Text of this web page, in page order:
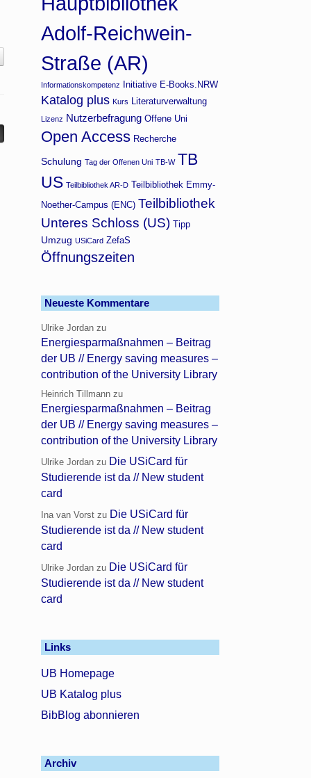
Adolf-Reichwein-
Straße (AR)
Informationskompetenz Initiative E-Books.NRW
Katalog plus Kurs Literaturverwaltung
Lizenz Nutzerbefragung Offene Uni
Open Access Recherche
Schulung Tag der Offenen Uni TB-W TB
US Teilbibliothek AR-D Teilbibliothek Emmy-
Noether-Campus (ENC) Teilbibliothek
Unteres Schloss (US)
Tipp
Umzug USiCard ZefaS
Öffnungszeiten
Neueste Kommentare
Ulrike Jordan zu
Energiesparmaßnahmen – Beitrag
der UB // Energy saving measures –
contribution of the University Library
Heinrich Tillmann zu
Energiesparmaßnahmen – Beitrag
der UB // Energy saving measures –
contribution of the University Library
Ulrike Jordan zu Die USiCard für
Studierende ist da // New student
card
Ina van Vorst zu Die USiCard für
Studierende ist da // New student
card
Ulrike Jordan zu Die USiCard für
Studierende ist da // New student
card
Links
UB Homepage
UB Katalog plus
BibBlog abonnieren
Archiv